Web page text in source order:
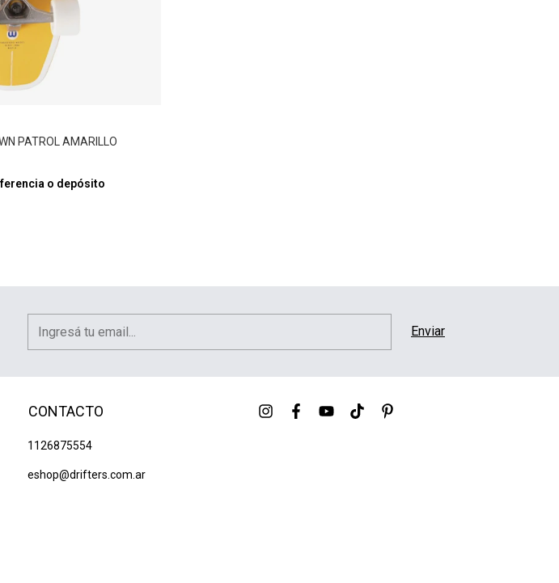
PATROL AMARILLO
o depósito
CONTACTO
1126875554
eshop@drifters.com.ar